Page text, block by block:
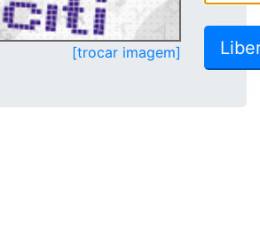
[trocar imagem]